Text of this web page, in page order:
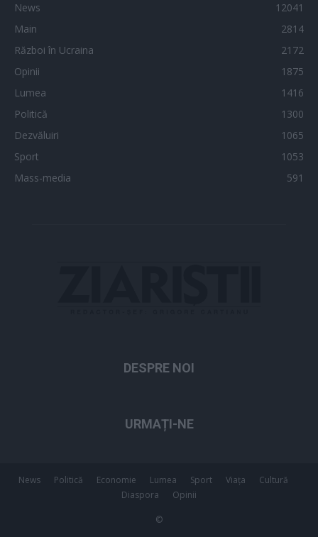
News
12041
Main
2814
Război în Ucraina
2172
Opinii
1875
Lumea
1416
Politică
1300
Dezvăluiri
1065
Sport
1053
Mass-media
591
DESPRE NOI
URMAȚI-NE
News Politică Economie Lumea Sport Viața
Cultură
Diaspora
Opinii
©